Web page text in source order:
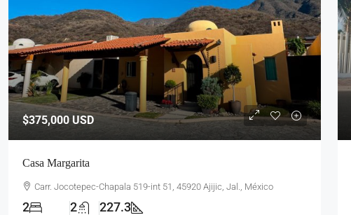
$375,000 USD
Casa Margarita
Carr. Jocotepec-Chapala 519-int 51, 45920 Ajijic, Jal., México
2 2 227.3